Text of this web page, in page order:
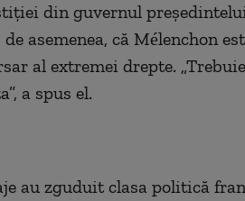
din guvernul
asemenea, că Mélenchon
al extremei drepte.
a spus el.
au zguduit clasa politică